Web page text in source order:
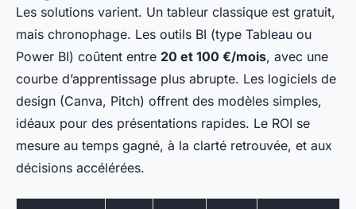
Les solutions varient. Un tableur classique est gratuit,
mais chronophage. Les outils BI (type Tableau ou
Power BI) coûtent entre 20 et 100 €/mois, avec une
courbe d’apprentissage plus abrupte. Les logiciels de
design (Canva, Pitch) offrent des modèles simples,
idéaux pour des présentations rapides. Le ROI se
mesure au temps gagné, à la clarté retrouvée, et aux
décisions accélérées.